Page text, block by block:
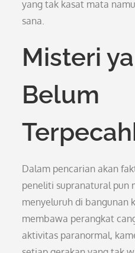
yang tak kasat mata
sana.
Misteri
Belum
Dalam pencarian akan
peneliti supranatural pun
menyeluruh di bangunan
membawa perangkat
aktivitas paranormal,